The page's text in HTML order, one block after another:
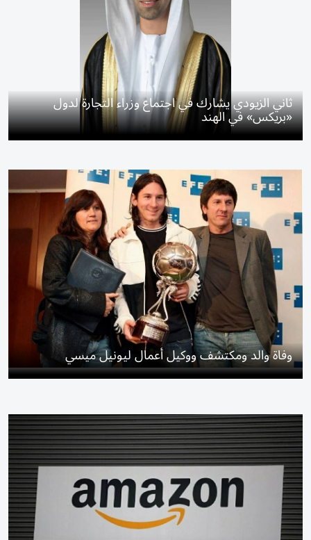
ثاني الزيودي يشارك في اجتماع وزراء التجارة لدول
«بريكس» في الهند
وفاة والد ومكتشف ووكيل أعمال ليونيل ميسي